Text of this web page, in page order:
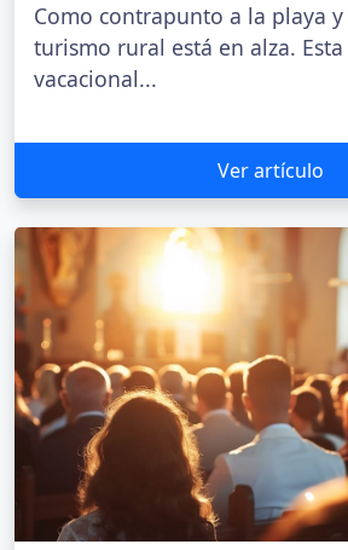
Como contrapunto a la playa y
turismo rural está en alza.
vacacional...
Ver artículo